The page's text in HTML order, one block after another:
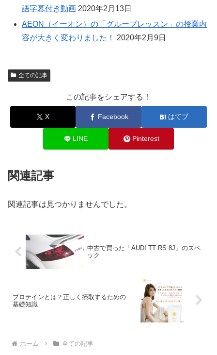
語字幕付き動画 2020年2月13日
AEON（イーオン）の「グループレッスン」の授業内
容が大きく変わりました！
2020年2月9日
全ての記事
この記事をシェアする！
X Facebook はてブ
LINE Pinterest
関連記事
関連記事は見つかりませんでした。
中古で買った「AUDI TT RS 8J」のスペ
ック
プロテインとは？正しく摂取するための
基礎知識
ホーム 全ての記事